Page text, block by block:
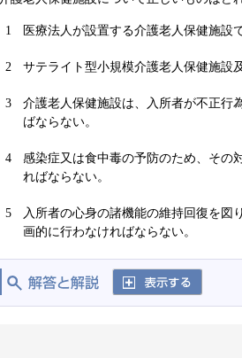
1 医療法人が設置する介護老人保健施設
2 サテライト型小規模介護老人保健施設
3
介護老人保健施設は、入所者が不正行
ばならない。
4
感染症又は食中毒の予防のため、その
ればならない。
5
入所者の心身の諸機能の維持回復を図
画的に行わなければならない。